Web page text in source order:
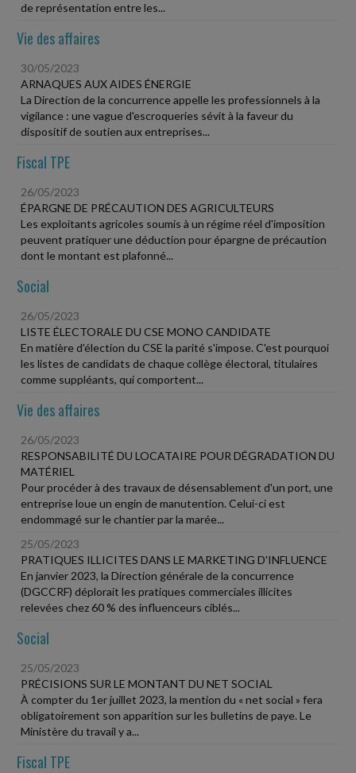
de représentation entre les...
Vie des affaires
30/05/2023
ARNAQUES AUX AIDES ÉNERGIE
La Direction de la concurrence appelle les professionnels à la
vigilance : une vague d'escroqueries sévit à la faveur du
dispositif de soutien aux entreprises...
Fiscal TPE
26/05/2023
ÉPARGNE DE PRÉCAUTION DES AGRICULTEURS
Les exploitants agricoles soumis à un régime réel d'imposition
peuvent pratiquer une déduction pour épargne de précaution
dont le montant est plafonné...
Social
26/05/2023
LISTE ÉLECTORALE DU CSE MONO CANDIDATE
En matière d'élection du CSE la parité s'impose. C'est pourquoi
les listes de candidats de chaque collège électoral, titulaires
comme suppléants, qui comportent...
Vie des affaires
26/05/2023
RESPONSABILITÉ DU LOCATAIRE POUR DÉGRADATION DU
MATÉRIEL
Pour procéder à des travaux de désensablement d'un port, une
entreprise loue un engin de manutention. Celui-ci est
endommagé sur le chantier par la marée...
25/05/2023
PRATIQUES ILLICITES DANS LE MARKETING D'INFLUENCE
En janvier 2023, la Direction générale de la concurrence
(DGCCRF) déplorait les pratiques commerciales illicites
relevées chez 60 % des influenceurs ciblés...
Social
25/05/2023
PRÉCISIONS SUR LE MONTANT DU NET SOCIAL
À compter du 1er juillet 2023, la mention du « net social » fera
obligatoirement son apparition sur les bulletins de paye. Le
Ministère du travail y a...
Fiscal TPE